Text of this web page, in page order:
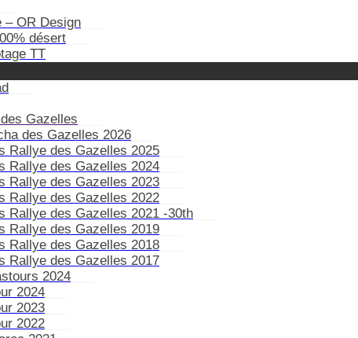
– OR Design
désert
TT
Gazelles
des Gazelles 2026
Rallye des Gazelles 2025
Rallye des Gazelles 2024
Rallye des Gazelles 2023
Rallye des Gazelles 2022
Rallye des Gazelles 2021 -30th
Rallye des Gazelles 2019
Rallye des Gazelles 2018
Rallye des Gazelles 2017
2024
2024
2023
2022